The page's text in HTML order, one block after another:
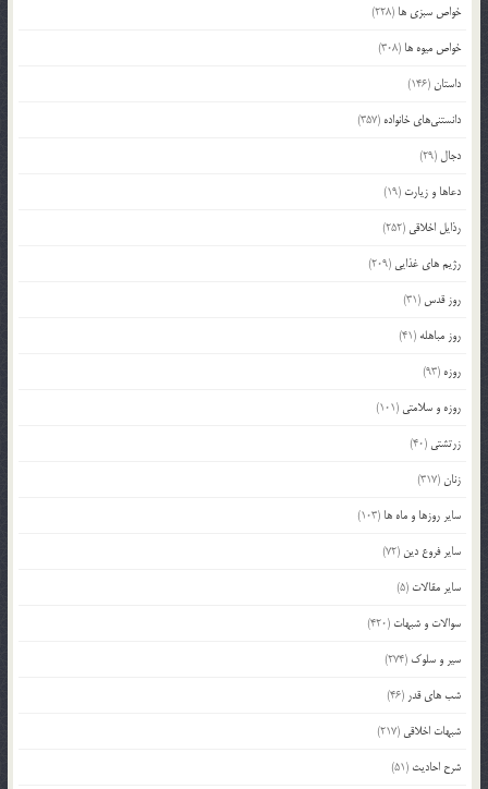
خواص سبزی ها (228)
خواص میوه ها (308)
داستان(146)
دانستنی‌های خانواده (357)
دجال (29)
دعاها و زیارت (19)
رذایل اخلاقی (252)
رژیم های غذایی (209)
روز قدس (31)
روز مباهله (41)
روزه (93)
روزه و سلامتی (101)
زرتشتی (40)
زنان(317)
سایر روزها و ماه ها (103)
سایر فروع دین (72)
سایر مقالات (5)
سوالات و شبهات (420)
سیر و سلوک (274)
شب های قدر (46)
شبهات اخلاقی (217)
شرح احادیث (51)